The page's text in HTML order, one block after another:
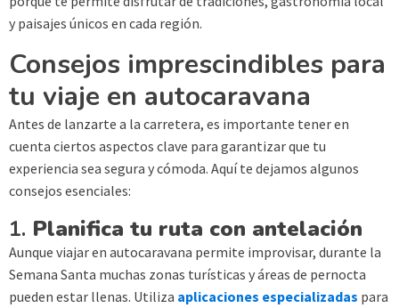
y paisajes únicos en cada región.
Consejos imprescindibles para
tu viaje en autocaravana
Antes de lanzarte a la carretera, es importante tener en
cuenta ciertos aspectos clave para garantizar que tu
experiencia sea segura y cómoda. Aquí te dejamos algunos
consejos esenciales:
1. Planifica tu ruta con antelación
Aunque viajar en autocaravana permite improvisar, durante la
Semana Santa muchas zonas turísticas y áreas de pernocta
pueden estar llenas. Utiliza aplicaciones especializadas para